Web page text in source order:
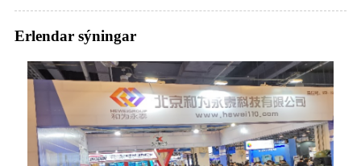
Erlendar sýningar